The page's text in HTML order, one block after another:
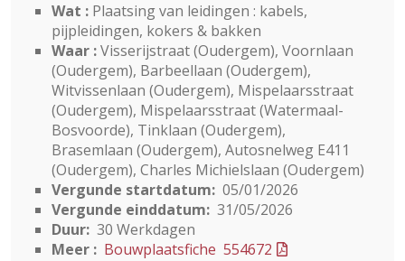
Wat : Plaatsing van leidingen : kabels,
pijpleidingen, kokers & bakken
Waar :Visserijstraat (Oudergem), Voornlaan
(Oudergem), Barbeellaan (Oudergem),
Witvissenlaan (Oudergem), Mispelaarsstraat
(Oudergem), Mispelaarsstraat (Watermaal-
Bosvoorde), Tinklaan (Oudergem),
Brasemlaan (Oudergem), Autosnelweg E411
(Oudergem), Charles Michielslaan (Oudergem)
Vergunde startdatum: 05/01/2026
Vergunde einddatum: 31/05/2026
Duur: 30 Werkdagen
Meer : Bouwplaatsfiche 554672